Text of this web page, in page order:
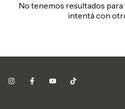
No tenemos resultados para
intentá con